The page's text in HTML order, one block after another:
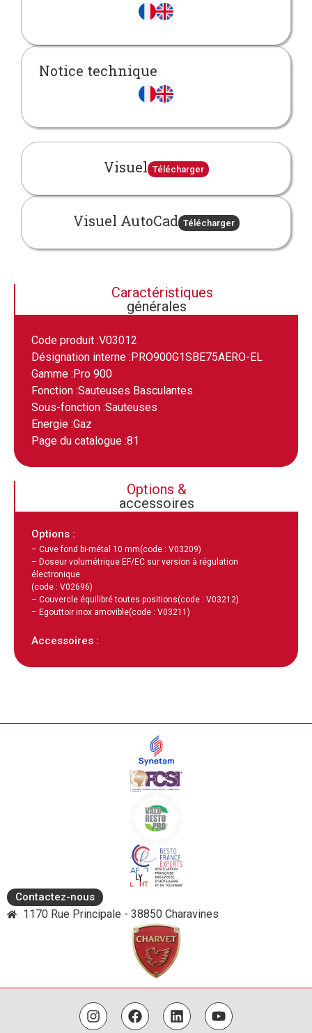
Notice technique
Visuel Télécharger
Visuel AutoCad Télécharger
Caractéristiques
générales
Code produit :V03012
Désignation interne :PRO900G1SBE75AERO-EL
Gamme :Pro 900
Fonction :Sauteuses Basculantes
Sous-fonction :Sauteuses
Energie :Gaz
Page du catalogue :81
Options &
accessoires
Options :
– Cuve fond bi-métal 10 mm(code : V03209)
– Doseur volumétrique EF/EC sur version à régulation
électronique
(code : V02696)
– Couvercle équilibré toutes positions(code : V03212)
– Egouttoir inox amovible(code : V03211)
Accessoires :
Contactez-nous
1170 Rue Principale - 38850 Charavines